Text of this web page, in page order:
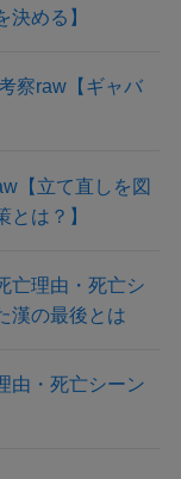
める】
察raw【ギャバ
【立て直しを図
は？】
亡理由・死亡シ
漢の最後とは
由・死亡シーン